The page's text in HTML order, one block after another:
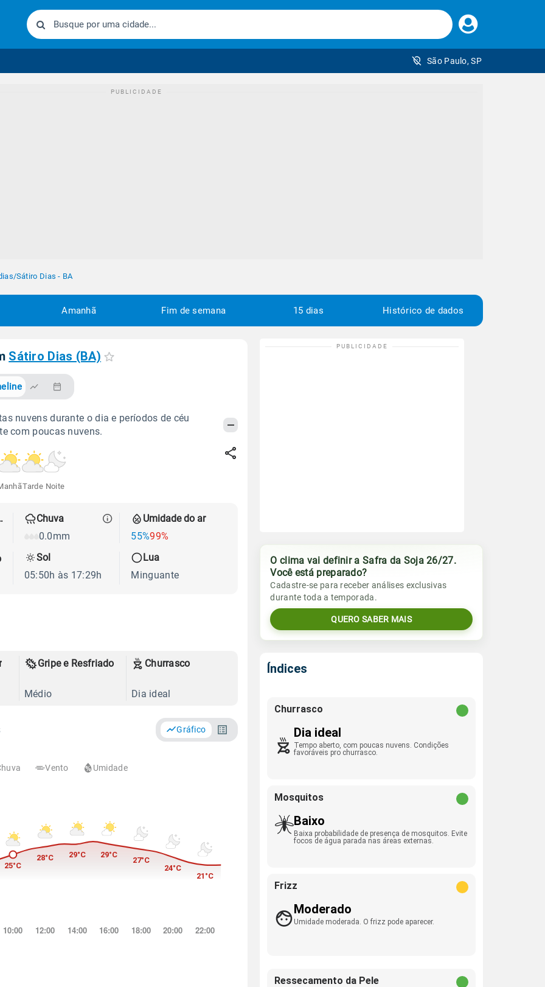
Faça
seu
São Paulo, SP
/Sátiro Dias - BA
Amanhã Fim de semana 15 dias Histórico de dados
Sátiro Dias (BA)
nuvens durante o dia e períodos de céu
com poucas nuvens.
Tarde Noite
Chuva
0.0mm
Umidade do ar
55%99%
Sol
05:50h às 17:29h
Lua
Minguante
Gripe e Resfriado
Médio
Churrasco
Dia ideal
Gráfico
Vento Umidade
O clima vai definir a Safra da Soja 26/27.
Você está preparado?
Cadastre-se para receber análises exclusivas
durante toda a temporada.
QUERO SABER MAIS
Índices
Churrasco
Dia ideal
Tempo aberto, com poucas nuvens. Condições
favoráveis pro churrasco.
Mosquitos
Baixo
Baixa probabilidade de presença de mosquitos. Evite
focos de água parada nas áreas externas.
Frizz
Moderado
Umidade moderada. O frizz pode aparecer.
Ressecamento da Pele